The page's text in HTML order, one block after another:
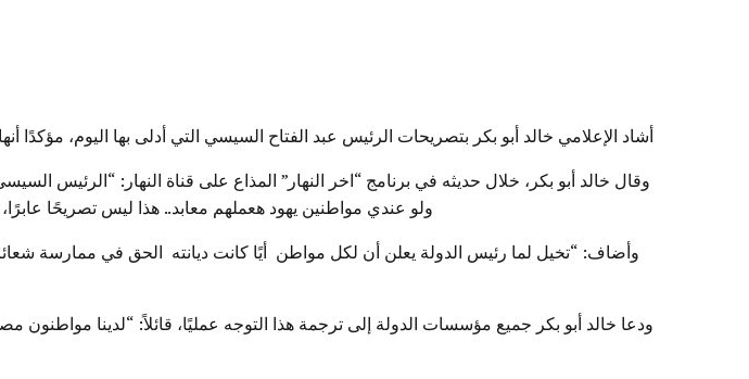
أشاد الإعلامي خالد أبو بكر بتصريحات الرئيس عبد الفتاح السيسي التي أدلى بها اليوم، مؤكدًا
وقال خالد أبو بكر، خلال حديثه في برنامج “اخر النهار” المذاع على قناة النهار: “الرئيس
ولو عندي مواطنين يهود هعملهم معابد.. هذا ليس تصريحًا
وأضاف: “تخيل لما رئيس الدولة يعلن أن لكل مواطن أيًا كانت ديانته الحق في ممارسة
ودعا خالد أبو بكر جميع مؤسسات الدولة إلى ترجمة هذا التوجه عمليًا، قائلاً: “لدينا